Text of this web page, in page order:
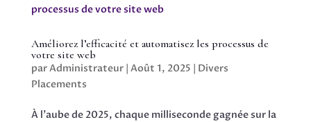
Améliorez l’efficacité et automatisez les processus de
votre site web
parAdministrateur| Août 1, 2025 | Divers
Placements
À l’aube de 2025, chaque milliseconde gagnée sur la